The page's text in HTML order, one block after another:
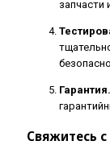
запчасти
Гарантия.
Свяжитесь